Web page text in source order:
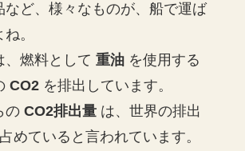
など、様々なものが、船で運ば
。
、燃料として重油 を使用する
CO2 を排出しています。
のCO2排出量 は、世界の排出
めていると言われています。